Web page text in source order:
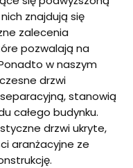
znajdują się
zalecenia
pozwalają na
w naszym
drzwi
stanowią
całego budynku.
drzwi ukryte,
aranżacyjne ze